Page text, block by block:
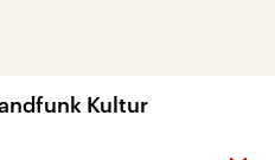
Kultur